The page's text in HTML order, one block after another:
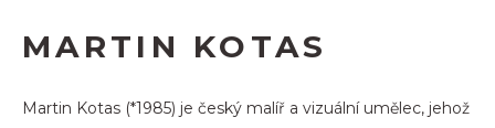
MARTIN KOTAS
Martin Kotas (*1985) je český malíř a vizuální umělec, jehož